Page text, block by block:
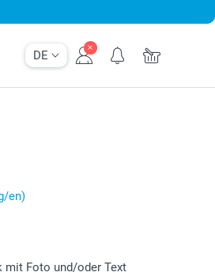
DE
en)
mit Foto und/oder Text